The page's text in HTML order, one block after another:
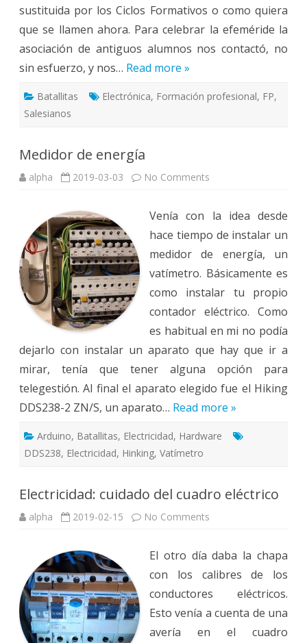
sustituida por los Ciclos Formativos o como quiera
que se llamen ahora. Para celebrar la efeméride la
asociación de antiguos alumnos nos contactó, no
sin esfuerzo, y nos… Read more »
Batallitas Electrónica, Formación profesional, FP,
Salesianos
Medidor de energía
alpha 2019-03-03 No Comments
Venía con la idea desde
hace tiempo de instalar un
medidor de energía, un
vatímetro. Básicamente es
como instalar tu propio
contador eléctrico. Como
es habitual en mi no podía
dejarlo con instalar un aparato que hay que ir a
mirar, tenía que tener alguna opción para
telegestión. Al final el aparato elegido fue el Hiking
DDS238-2 ZN/S, un aparato… Read more »
Arduino, Batallitas, Electricidad, Hardware
DDS238, Electricidad, Hinking, Vatímetro
Electricidad: cuidado del cuadro eléctrico
alpha 2019-02-15 No Comments
cuadro
El otro día daba la chapa
con los calibres de los
conductores eléctricos.
Esto venía a cuenta de una
avería en el cuadro